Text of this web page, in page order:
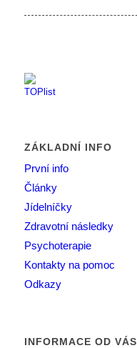
ZÁKLADNÍ INFO
První info
Články
Jídelníčky
Zdravotní následky
Psychoterapie
Kontakty na pomoc
Odkazy
INFORMACE OD VÁS